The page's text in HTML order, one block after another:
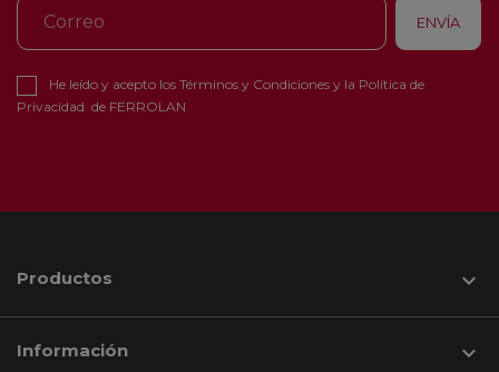
He leído y acepto los Términos y Condiciones y la Política de
Privacidad de FERROLAN
Productos 
Información 